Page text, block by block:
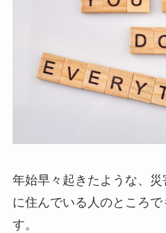
年始早々起きたような、
に住んでいる人のところ
す。